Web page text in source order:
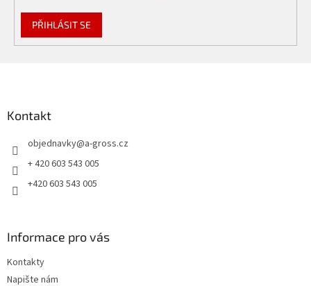
PŘIHLÁSIT SE
Kontakt
objednavky@a-gross.cz
+ 420 603 543 005
+420 603 543 005
Informace pro vás
Kontakty
Napište nám